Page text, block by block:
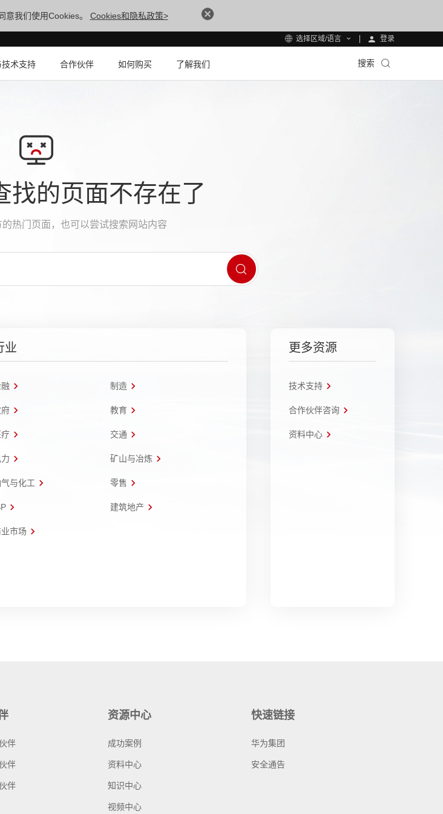
意我们使用Cookies。 Cookies和隐私政策>
选择区域/语言 登录
术支持 合作伙伴 如何购买 了解我们 搜索
找的页面不存在了
的热门页面，也可以尝试搜索网站内容
业
制造
教育
疗 交通
矿山与冶炼
气与化工 零售
建筑地产
市场
更多资源
技术支持
合作伙伴咨询
资料中心
伴
伴
伴
资源中心
成功案例
资料中心
知识中心
视频中心
快速链接
华为集团
安全通告